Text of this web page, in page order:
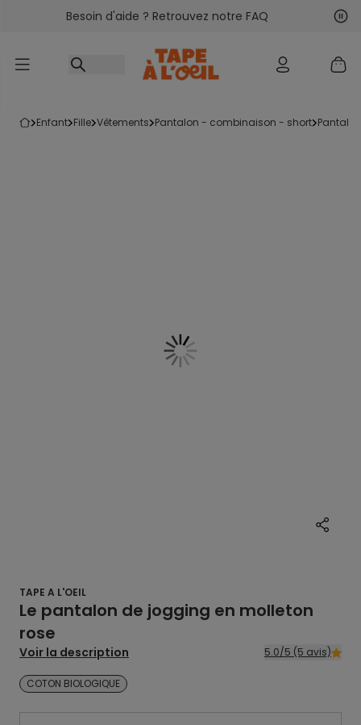
Accéder au contenu
Besoin d'aide ? Retrouvez notre FAQ
enfant fille vêtements pantalon - combinaison - short pantalon
TAPE A L'OEIL
Le pantalon de jogging en molleton
rose
Voir la description 5.0/5 (5 avis)
COTON BIOLOGIQUE